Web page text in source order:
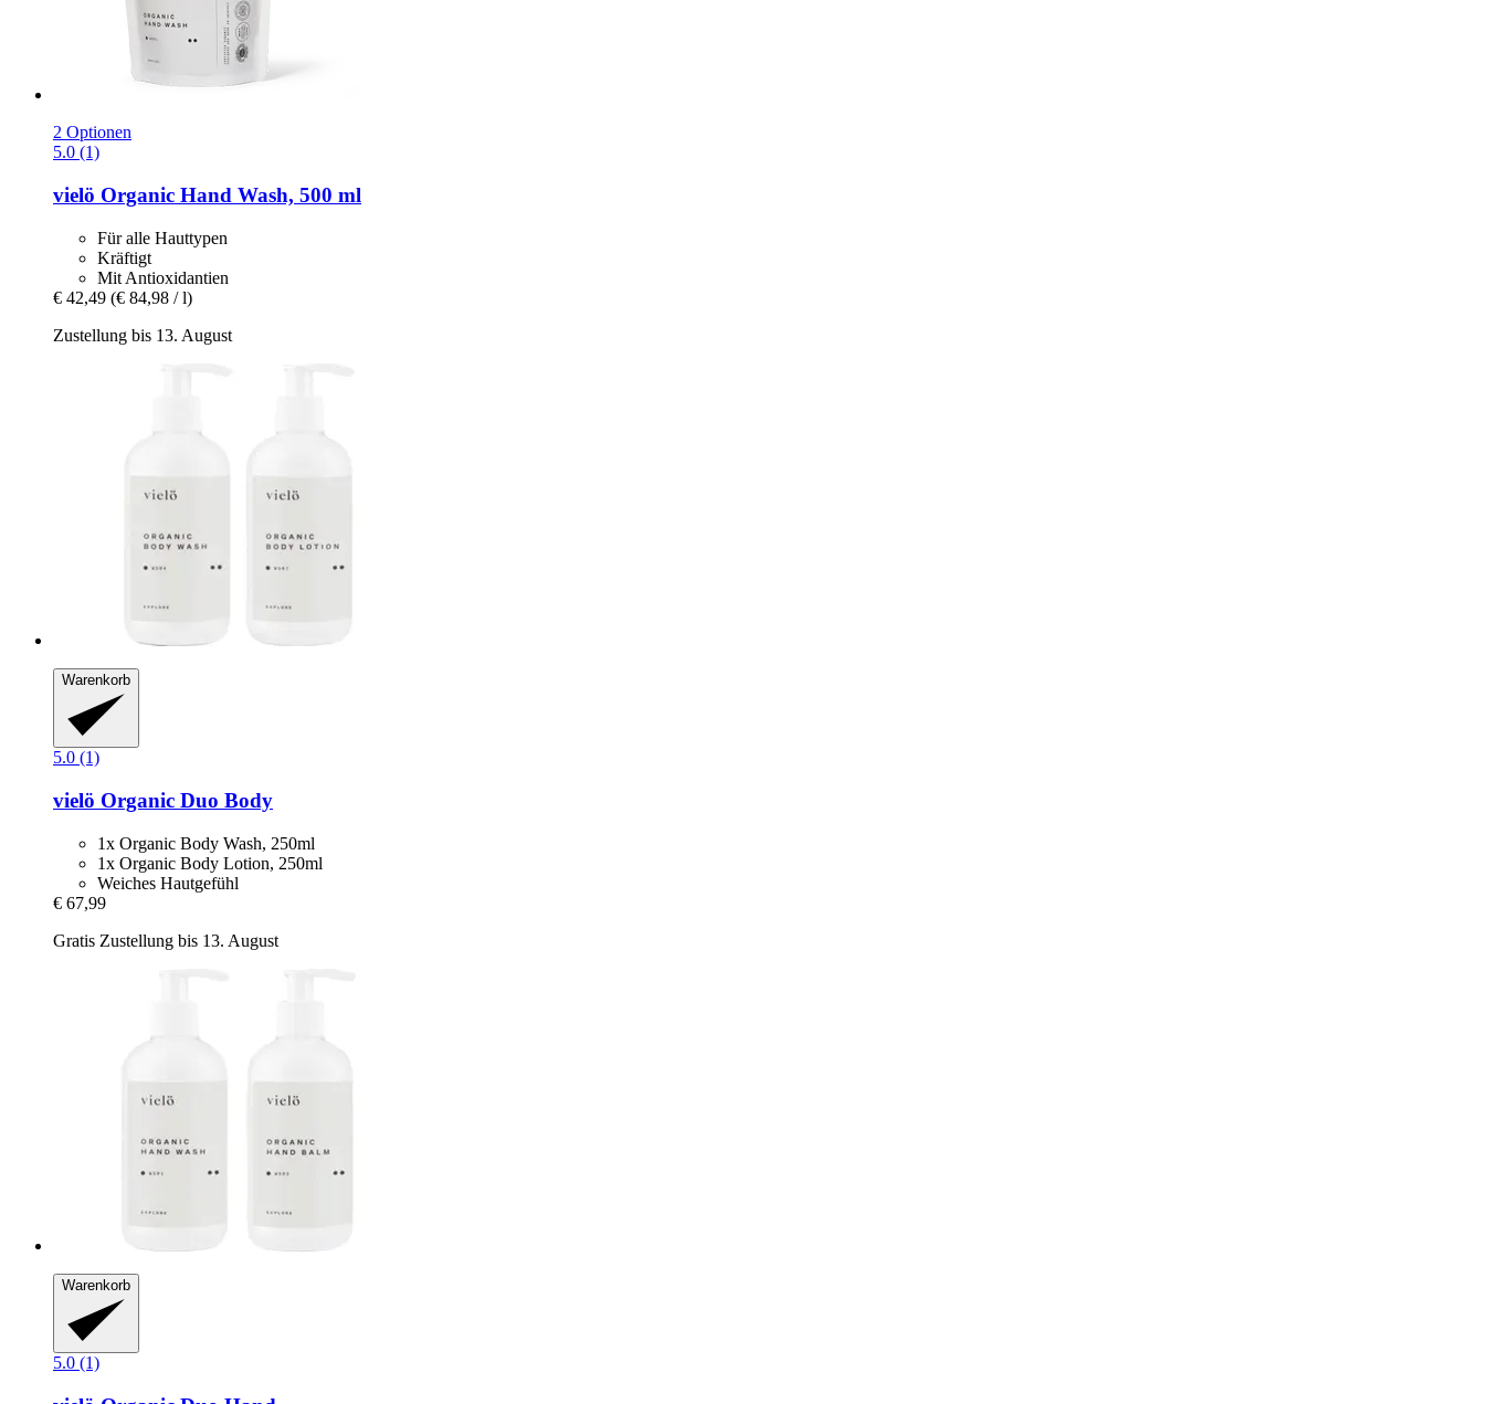
2 Optionen
5.0 (1)
vielö Organic Hand Wash, 500 ml
Für alle Hauttypen
Kräftigt
Mit Antioxidantien
€ 42,49 (€ 84,98 / l)
Zustellung bis 13. August
Warenkorb
5.0 (1)
vielö Organic Duo Body
1x Organic Body Wash, 250ml
1x Organic Body Lotion, 250ml
Weiches Hautgefühl
€ 67,99
Gratis Zustellung bis 13. August
Warenkorb
5.0 (1)